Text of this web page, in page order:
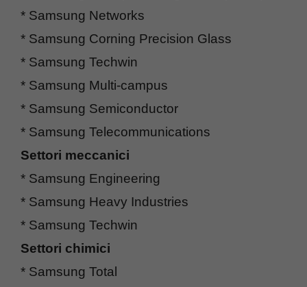
* Samsung Networks
* Samsung Corning Precision Glass
* Samsung Techwin
* Samsung Multi-campus
* Samsung Semiconductor
* Samsung Telecommunications
Settori meccanici
* Samsung Engineering
* Samsung Heavy Industries
* Samsung Techwin
Settori chimici
* Samsung Total